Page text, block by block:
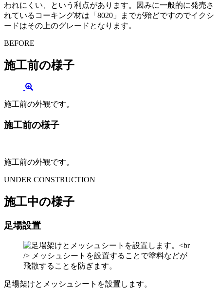
われにくい、という利点があります。因みに一般的に発売さ
れているコーキング材は「8020」までが殆どですのでイクシ
ードはその上のグレードとなります。
BEFORE
施工前の様子
施工前の外観です。
施工前の様子
施工前の外観です。
UNDER CONSTRUCTION
施工中の様子
足場設置
足場架けとメッシュシートを設置します。